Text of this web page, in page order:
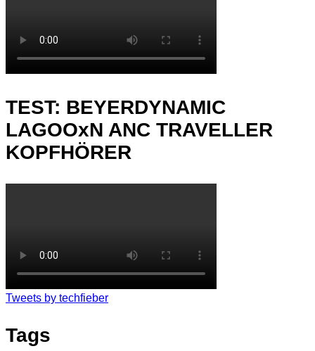
TEST: BEYERDYNAMIC
LAGOOxN ANC TRAVELLER
KOPFHÖRER
Tweets by techfieber
Tags